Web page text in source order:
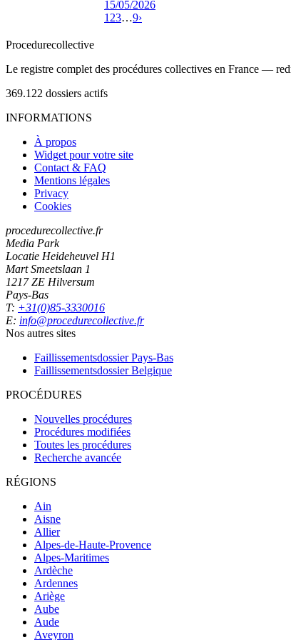
15/05/2026
1 23…9›
Procedurecollective
Le registre complet des procédures collectives en France —
369.122 dossiers actifs
INFORMATIONS
À propos
Widget pour votre site
Contact & FAQ
Mentions légales
Privacy
Cookies
procedurecollective.fr
Media Park
Locatie Heideheuvel H1
Mart Smeetslaan 1
1217 ZE Hilversum
Pays-Bas
T: +31(0)85-3330016
E: info@procedurecollective.fr
Nos autres sites
Faillissementsdossier Pays-Bas
Faillissementsdossier Belgique
PROCÉDURES
Nouvelles procédures
Procédures modifiées
Toutes les procédures
Recherche avancée
RÉGIONS
Ain
Aisne
Allier
Alpes-de-Haute-Provence
Alpes-Maritimes
Ardèche
Ardennes
Ariège
Aube
Aude
Aveyron